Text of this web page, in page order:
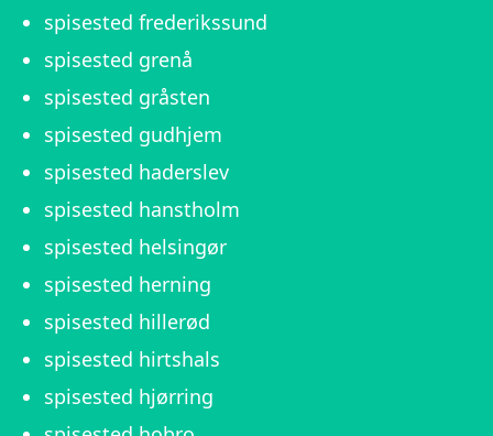
spisested frederikssund
spisested grenå
spisested gråsten
spisested gudhjem
spisested haderslev
spisested hanstholm
spisested helsingør
spisested herning
spisested hillerød
spisested hirtshals
spisested hjørring